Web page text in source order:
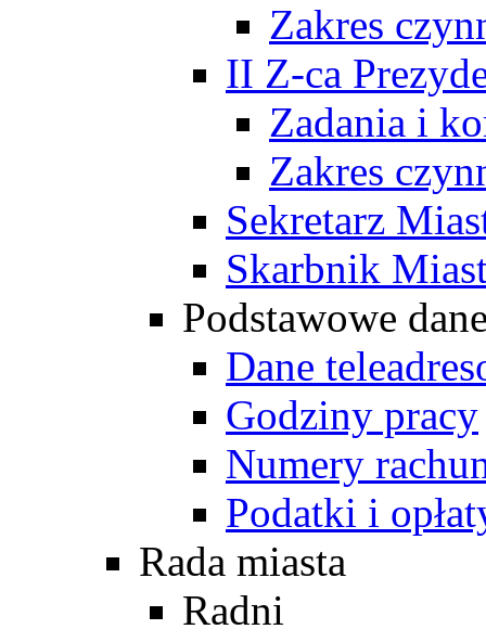
Zakres
II Z-ca
Zadania i
Zakres
Sekretarz
Skarbnik
Podstawowe
Dane
Godziny pracy
Numery
Podatki i
Rada miasta
Radni